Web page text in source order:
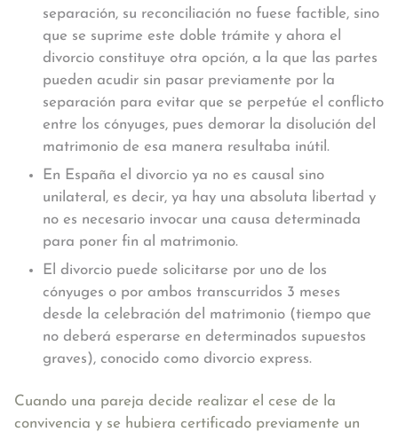
separación, su reconciliación no fuese factible, sino
que se suprime este doble trámite y ahora el
divorcio constituye otra opción, a la que las partes
pueden acudir sin pasar previamente por la
separación para evitar que se perpetúe el conflicto
entre los cónyuges, pues demorar la disolución del
matrimonio de esa manera resultaba inútil.
En España el divorcio ya no es causal sino
unilateral, es decir, ya hay una absoluta libertad y
no es necesario invocar una causa determinada
para poner fin al matrimonio.
El divorcio puede solicitarse por uno de los
cónyuges o por ambos transcurridos 3 meses
desde la celebración del matrimonio (tiempo que
no deberá esperarse en determinados supuestos
graves), conocido como divorcio express.
Cuando una pareja decide realizar el cese de la
convivencia y se hubiera certificado previamente un